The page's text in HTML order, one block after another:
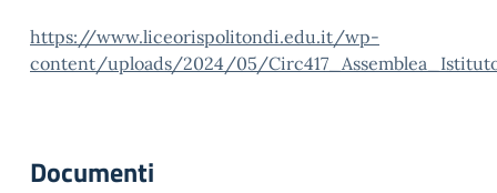
https://www.liceorispolitondi.edu.it/wp-
content/uploads/2024/05/
Documenti